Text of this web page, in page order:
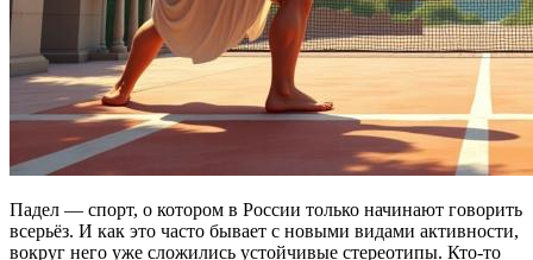
Падел — спорт, о котором в России только начинают говорить
всерьёз. И как это часто бывает с новыми видами активности,
вокруг него уже сложились устойчивые стереотипы. Кто-то